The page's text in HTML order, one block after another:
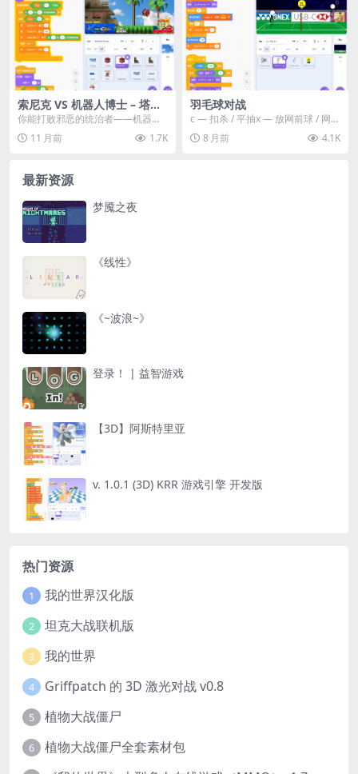
索尼克 VS 机器人博士 – 塔防
战
你能打败邪恶的统治者——机器人
博士吗？ < < < 玩法说明 ...
11 月前 1.7K
羽毛球对战
c — 扣杀 / 平抽x — 放网前球 / 网前
小球方向键 — 移动z — 高远...
8 月前 4.1K
最新资源
梦魇之夜
《线性》
《~波浪~》
登录！ | 益智游戏
【3D】阿斯特里亚
v. 1.0.1 (3D) KRR 游戏引擎 开发版
热门资源
1 我的世界汉化版
2 坦克大战联机版
3 我的世界
4 Griffpatch 的 3D 激光对战 v0.8
5 植物大战僵尸
6 植物大战僵尸全套素材包